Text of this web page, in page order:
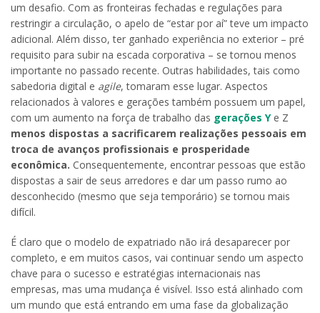
um desafio. Com as fronteiras fechadas e regulações para
restringir a circulação, o apelo de “estar por aí” teve um impacto
adicional. Além disso, ter ganhado experiência no exterior – pré
requisito para subir na escada corporativa – se tornou menos
importante no passado recente. Outras habilidades, tais como
sabedoria digital e agile, tomaram esse lugar. Aspectos
relacionados à valores e gerações também possuem um papel,
com um aumento na força de trabalho das gerações Ye Z
menos dispostas a sacrificarem realizações pessoais em
troca de avanços profissionais e prosperidade
econômica. Consequentemente, encontrar pessoas que estão
dispostas a sair de seus arredores e dar um passo rumo ao
desconhecido (mesmo que seja temporário) se tornou mais
difícil.
É claro que o modelo de expatriado não irá desaparecer por
completo, e em muitos casos, vai continuar sendo um aspecto
chave para o sucesso e estratégias internacionais nas
empresas, mas uma mudança é visível. Isso está alinhado com
um mundo que está entrando em uma fase da globalização